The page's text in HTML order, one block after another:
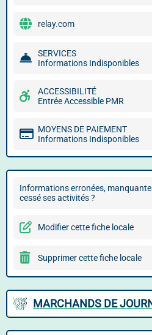
relay.com
SERVICES
Informations Indisponibles
ACCESSIBILITÉ
Entrée Accessible PMR
MOYENS DE PAIEMENT
Informations Indisponibles
Informations erronées,
cessé ses activités ?
Modifier cette fiche locale
Supprimer cette fiche locale
MARCHANDS DE